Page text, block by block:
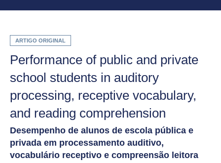
ARTIGO ORIGINAL
Performance of public and private
school students in auditory
processing, receptive vocabulary,
and reading comprehension
Desempenho de alunos de escola pública e
privada em processamento auditivo,
vocabulário receptivo e compreensão leitora